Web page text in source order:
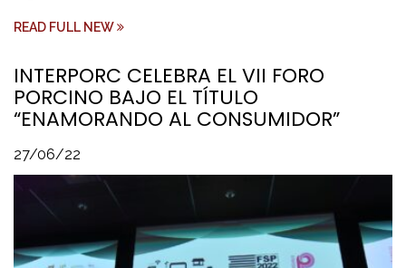
READ FULL NEW
INTERPORC CELEBRA EL VII FORO
PORCINO BAJO EL TÍTULO
“ENAMORANDO AL CONSUMIDOR”
27/06/22